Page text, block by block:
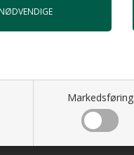
Markedsføring
og sundhedsregler.
på din Monolith